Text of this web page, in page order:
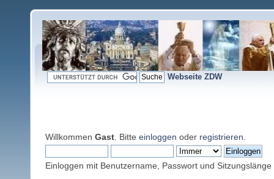
Webseite ZDW
Willkommen Gast . Bitte einloggen oder registrieren
Einloggen mit Benutzername, Passwort und Sitzungslänge